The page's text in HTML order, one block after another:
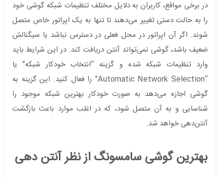
در برخی مواقع، کاربران به دلایل مختلف تنظیمات شبکه گوشی خود
را به حالت دستی تغییر می‌دهند تا تنها به یک اپراتور خاص متصل
شوند. اگر آن اپراتور در محل فعلی در دسترس نباشد یا سیگنالش
ضعیف باشد، گوشی نمی‌تواند آنتن دریافت کند. در این شرایط باید
وارد تنظیمات شبکه شده و گزینه “انتخاب خودکار شبکه” یا
“Automatic Network Selection” را فعال کنید. این گزینه به
گوشی اجازه می‌دهد به صورت خودکار بهترین شبکه موجود را
شناسایی و به آن متصل شود، که در اغلب موارد باعث بازگشت
آنتن‌دهی خواهد شد.
بهترین گوشی سامسونگ از نظر آنتن دهی